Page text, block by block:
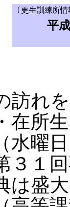
〔更生訓練所情
平
れ
在所
水曜
３１
盛大